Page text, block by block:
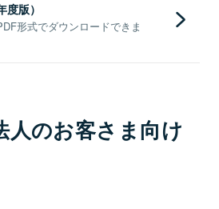
版）
形式でダウンロードできま
人のお客さま向け